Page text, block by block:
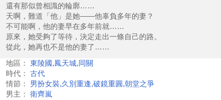
還有那似曾相識的輪廓……
天啊，難道「他」是她——他辜負多年的妻？
不可能啊，他的妻早在多年前就……
原來，她受夠了等待，決定走出一條自己的路。
從此，她再也不是他的妻了……
地區：
東陵國,鳳天城,同關
時代：
古代
情節：
男扮女裝,久別重逢,破鏡重圓,朝堂之爭
男主：
衛齊嵐